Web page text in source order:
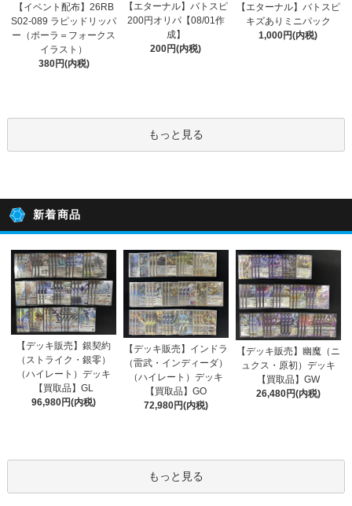
【イベント配布】26RB
S02-089 ラピッドリッパ
ー（ポーラ＝フォークス
イラスト）
380円(内税)
【エターナル】バトスピ
200円オリパ【08/01作
成】
200円(内税)
【エターナル】バトスピ
キズありミニパック
1,000円(内税)
もっと見る
新着商品
【デッキ販売】銀契約
（ストライク・銀零）
（ハイレート）デッキ
【買取品】GL
96,980円(内税)
【デッキ販売】インドラ
（雷武・インディーダ）
（ハイレート）デッキ
【買取品】GO
72,980円(内税)
【デッキ販売】幽魔（ニ
ュクス・原初）デッキ
【買取品】GW
26,480円(内税)
もっと見る